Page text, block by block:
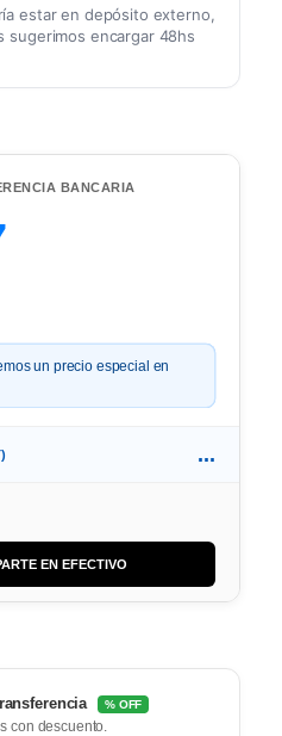
estar en depósito externo,
sugerimos encargar 48hs
BANCARIA
un precio especial en
...
EN EFECTIVO
% OFF
con descuento.